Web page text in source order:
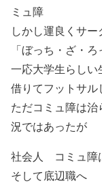
ミュ障
しかし運良くサ
「ぼっち・ざ・
一応大学生らしい
借りてフットサル
ただコミュ障は
況ではあったが
社会人 コミュ障
そして底辺職へ